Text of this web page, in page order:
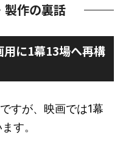
製作の裏話
に1幕13場へ再構
すが、映画では1幕
す。